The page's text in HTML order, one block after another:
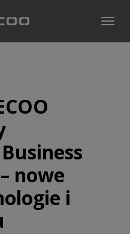
nowe
i